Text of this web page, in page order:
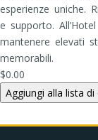
esperienze uniche.
e supporto.
mantenere elevati
memorabili.
$0.00